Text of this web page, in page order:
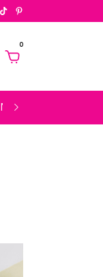
0
Masculinos